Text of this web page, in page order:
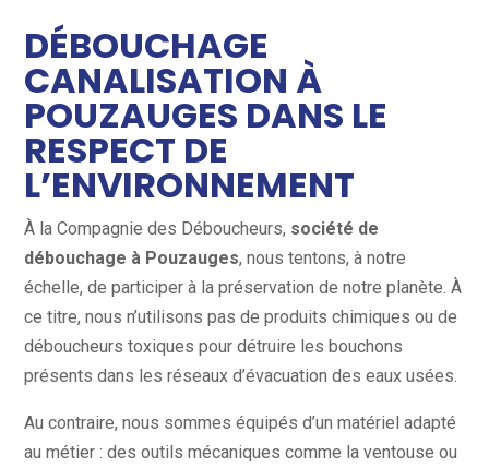
DÉBOUCHAGE
CANALISATION À
POUZAUGES DANS LE
RESPECT DE
L’ENVIRONNEMENT
À la Compagnie des Déboucheurs, société de
débouchage à Pouzauges, nous tentons, à notre
échelle, de participer à la préservation de notre planète. À
ce titre, nous n’utilisons pas de produits chimiques ou de
déboucheurs toxiques pour détruire les bouchons
présents dans les réseaux d’évacuation des eaux usées.
Au contraire, nous sommes équipés d’un matériel adapté
au métier : des outils mécaniques comme la ventouse ou